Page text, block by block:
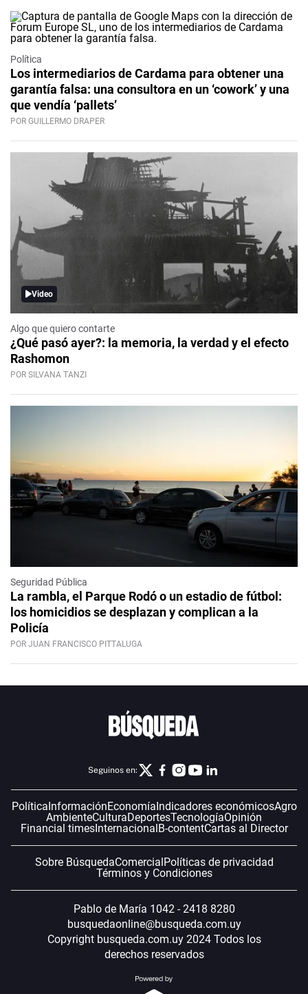
Política
Los intermediarios de Cardama para obtener una
garantía falsa: una consultora en un ‘cowork’ y una
que vendía ‘pallets’
POR GUILLERMO DRAPER
Video
Algo que quiero contarte
¿Qué pasó ayer?: la memoria, la verdad y el efecto
Rashomon
POR SILVANA TANZI
Seguridad Pública
La rambla, el Parque Rodó o un estadio de fútbol:
los homicidios se desplazan y complican a la
Policía
POR JUAN FRANCISCO PITTALUGA
Seguinos en:
PolíticaInformaciónEconomíaIndicadores económicosAgro
AmbienteCulturaDeportesTecnologíaOpinión
Financial timesInternacionalB-contentCartas al Director
Sobre BúsquedaComercialPolíticas de privacidad
Términos y Condiciones
Pablo de María 1042 - 2418 8280
busquedaonline@busqueda.com.uy
Copyright busqueda.com.uy 2024 Todos los
derechos reservados